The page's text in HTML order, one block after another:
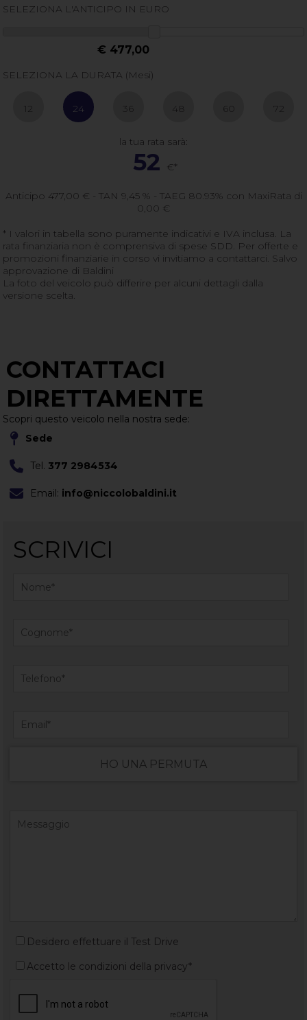
SELEZIONA L'ANTICIPO IN EURO
€ 477,00
SELEZIONA LA DURATA (Mesi)
12 24 36 48 60 72
la tua rata sarà:
52 €*
Anticipo 477,00 € - TAN 9,45 % - TAEG 80.93% con MaxiRata di
0,00 €
* I valori in tabella sono puramente indicativi e IVA inclusa. La
rata finanziaria non è comprensiva di spese SDD. Per offerte e
promozioni finanziarie in corso vi invitiamo a contattarci. Salvo
approvazione di Baldini
La foto del veicolo può differire per alcuni dettagli dalla
versione scelta.
CONTATTACI
DIRETTAMENTE
Scopri questo veicolo nella nostra sede:
Sede
Tel. 377 2984534
Email: info@niccolobaldini.it
SCRIVICI
HO UNA PERMUTA
Desidero effettuare il Test Drive
Accetto le condizioni della privacy*